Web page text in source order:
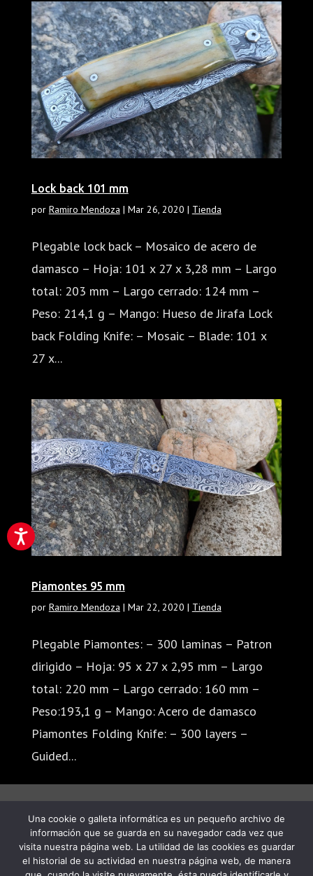
Lock back 101 mm
por Ramiro Mendoza | Mar 26, 2020 | Tienda
Plegable lock back – Mosaico de acero de
damasco – Hoja: 101 x 27 x 3,28 mm – Largo
total: 203 mm – Largo cerrado: 124 mm –
Peso: 214,1 g – Mango: Hueso de Jirafa Lock
back Folding Knife: – Mosaic – Blade: 101 x
27 x...
Piamontes 95 mm
por Ramiro Mendoza | Mar 22, 2020 | Tienda
Plegable Piamontes: – 300 laminas – Patron
dirigido – Hoja: 95 x 27 x 2,95 mm – Largo
total: 220 mm – Largo cerrado: 160 mm –
Peso:193,1 g – Mango: Acero de damasco
Piamontes Folding Knife: – 300 layers –
Guided...
Una cookie o galleta informática es un pequeño archivo de
información que se guarda en su navegador cada vez que
visita nuestra página web. La utilidad de las cookies es guardar
el historial de su actividad en nuestra página web, de manera